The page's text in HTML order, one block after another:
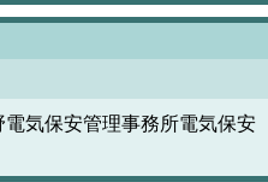
気保安管理事務所電気保安